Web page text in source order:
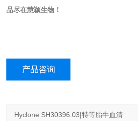
品尽在慧颖生物！
产品咨询